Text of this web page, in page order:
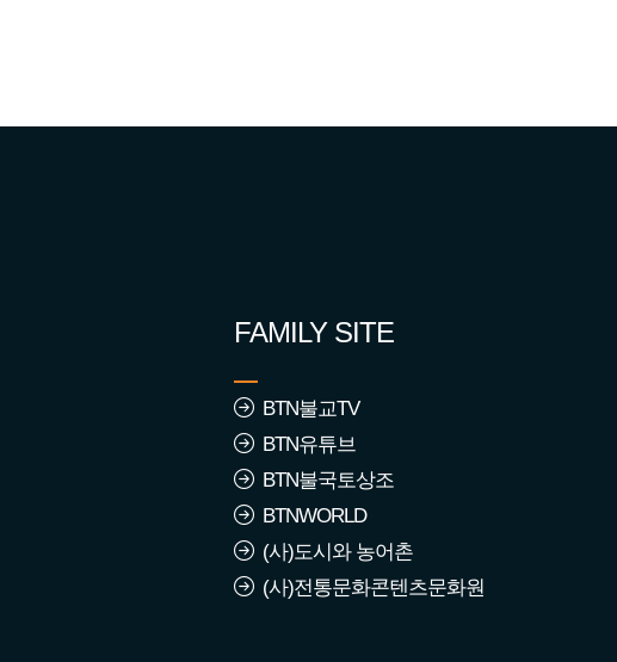
2570년 1월 붓다회 동참자
참자
조회수 : 654
FAMILY SITE
BTN불교TV
BTN유튜브
BTN불국토상조
BTNWORLD
(사)도시와 농어촌
(사)전통문화콘텐츠문화원